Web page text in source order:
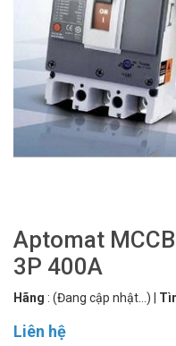
Aptomat
3P 400A
Hãng : (Đang cập nhật...)
Liên hệ